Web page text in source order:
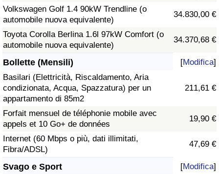
Volkswagen Golf 1.4 90kW Trendline (o
automobile nuova equivalente)
34.830,00 €
Toyota Corolla Berlina 1.6l 97kW Comfort (o
automobile nuova equivalente)
34.370,68 €
Bollette (Mensili) [Modifica]
Basilari (Elettricità, Riscaldamento, Aria
condizionata, Acqua, Spazzatura) per un
appartamento di 85m2
211,61 €
Forfait mensuel de téléphonie mobile avec
appels et 10 Go+ de données
19,90 €
Internet (60 Mbps o più, dati illimitati,
Fibra/ADSL)
47,69 €
Svago e Sport [Modifica]